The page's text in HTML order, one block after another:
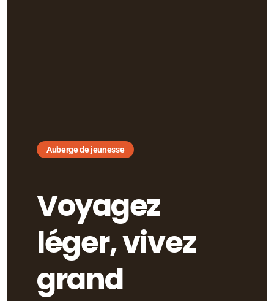
Auberge de jeunesse
Voyagez
léger, vivez
grand